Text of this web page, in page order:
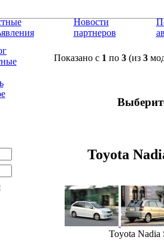
Новости
партнеров
Показано с 1 по 3(из 3
Toyota
Toyota Nadia